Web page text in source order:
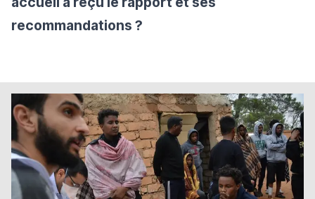
recommandations ?